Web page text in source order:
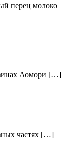
перец молоко
Аомори […]
частях […]